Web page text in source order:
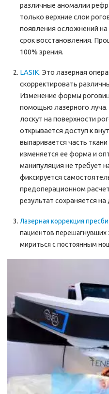
различные аномалии
только верхние слои
появления осложнений на
срок восстановления.
100% зрения.
LASIK. Это лазерная
скорректировать
Изменение формы
помощью лазерного
лоскут на поверхности
открывается доступ к
выпаривается часть
изменяется ее форма и
манипуляция не требует
фиксируется
предоперационном
результат сохраняется
Лазерная коррекция
пациентов
мириться с постоянным